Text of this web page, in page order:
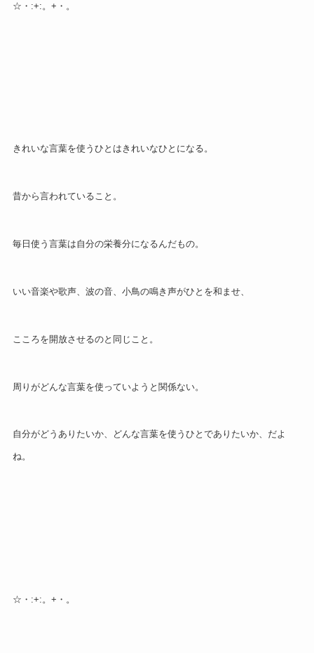
☆・:+:。+・。
きれいな言葉を使うひとはきれいなひとになる。
昔から言われていること。
毎日使う言葉は自分の栄養分になるんだもの。
いい音楽や歌声、波の音、小鳥の鳴き声がひとを和ませ、
こころを開放させるのと同じこと。
周りがどんな言葉を使っていようと関係ない。
自分がどうありたいか、どんな言葉を使うひとでありたいか、だよ
ね。
☆・:+:。+・。